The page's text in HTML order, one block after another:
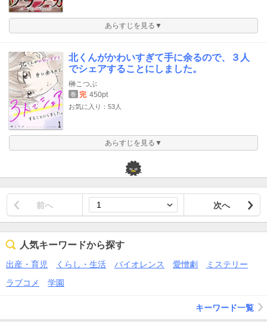
あらすじを見る▼
北くんがかわいすぎて手に余るので、３人
でシェアすることにしました。
榊こつぶ
巻 完 450pt
お気に入り：53人
あらすじを見る▼
前へ 次へ
人気キーワードから探す
出産・育児 くらし・生活 バイオレンス 愛憎劇
ミステリー
ラブコメ
学園
キーワード一覧